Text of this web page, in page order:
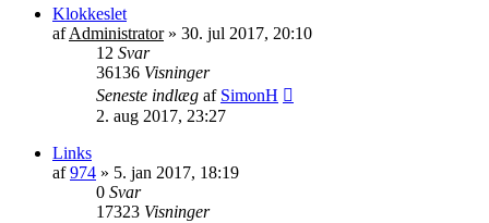
Klokkeslet
afAdministrator» 30. jul 2017, 20:10
12 Svar
36136 Visninger
Seneste indlæg af SimonH
2. aug 2017, 23:27
Links
af974 » 5. jan 2017, 18:19
0 Svar
17323 Visninger